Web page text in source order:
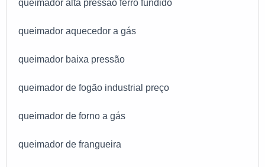
queimador alta pressão ferro fundido
queimador aquecedor a gás
queimador baixa pressão
queimador de fogão industrial preço
queimador de forno a gás
queimador de frangueira